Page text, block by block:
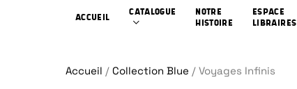
ACCUEIL
CATALOGUE
NOTRE
HISTOIRE
ESPACE
LIBRAIRES
Accueil / Collection Blue / Voyages Infinis